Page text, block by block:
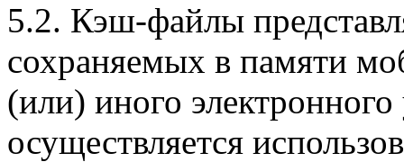
5.2. Кэш-файлы
сохраняемых в памяти
(или) иного электронного
осуществляется